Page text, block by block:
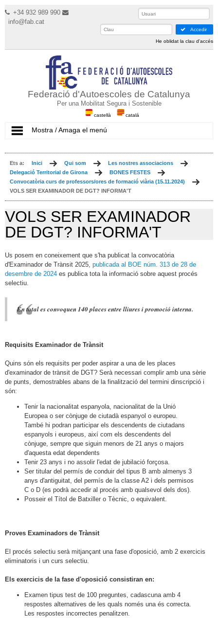
+34 932 989 990
info@fab.cat
Accedir
He oblidat la clau d'accés
Federació d'Autoescoles de Catalunya
Per una Mobilitat Segura i Sostenible
castellà catalá
Mostra / Amaga el menú
Ets a: Inici Qui som
Les nostres associacions
Delegació Territorial de Girona
BONES FESTES
Convocatòria curs de professors/ores de formació viària (15.11.2024)
VOLS SER EXAMINADOR DE DGT? INFORMA'T
VOLS SER EXAMINADOR
DE DGT? INFORMA'T
Us posem en coneixement que s'ha publicat la convocatòria
d'Examinador de Trànsit 2025, publicada al BOE núm. 313 de 28 de
desembre de 2024 es publica tota la informació sobre aquest procés
selectiu.
En total es convoquen 140 places entre lliures i promoció interna.
Requisits Examinador de Trànsit
Quins són els requisits per poder aspirar a una de les places
d'examinador de trànsit de DGT? Serà necessari complir amb una sèrie
de punts, demostrables abans de la finalització del termini dinscripció i
són:
Tenir la nacionalitat espanyola, nacionalitat de la Unió
Europea o ser cònjuge de ciutadà espanyol o europeu.
També hi podran participar els descendents de ciutadans
espanyols i europeus, així com els descendents del
cònjuge, sempre que siguin menors de 21 anys o majors
d'aquesta edat dependents
Tenir 23 anys i no assolir l'edat de jubilació forçosa.
Ser titular del permís de conduir del tipus B amb almenys 3
anys d'antiguitat, del permís de la classe A2 i dels permisos
C o D (es podrà accedir al procés amb qualsevol dels dos).
Posseir el Títol de Batxiller o Tècnic, o equivalent.
Proves Examinadors de Trànsit
El procés selectiu serà mitjançant una fase d'oposició, amb 2 exercicis
eliminatoris i un curs selectiu.
Els exercicis de la fase d'oposició consistiran en:
Examen tipus test de 100 preguntes, cadascuna amb 4
respostes alternatives de les quals només una és correcta.
Les respostes incorrectes penalitzen.